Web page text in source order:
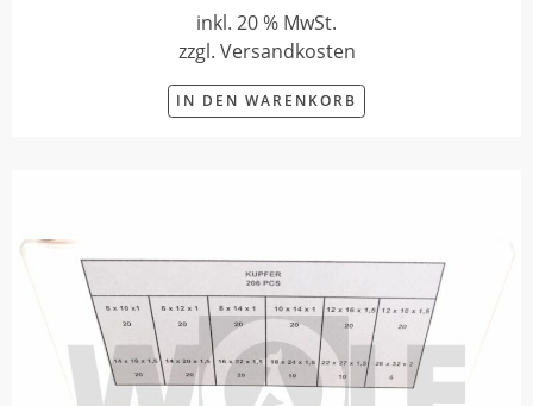
inkl. 20 % MwSt.
zzgl. Versandkosten
IN DEN WARENKORB